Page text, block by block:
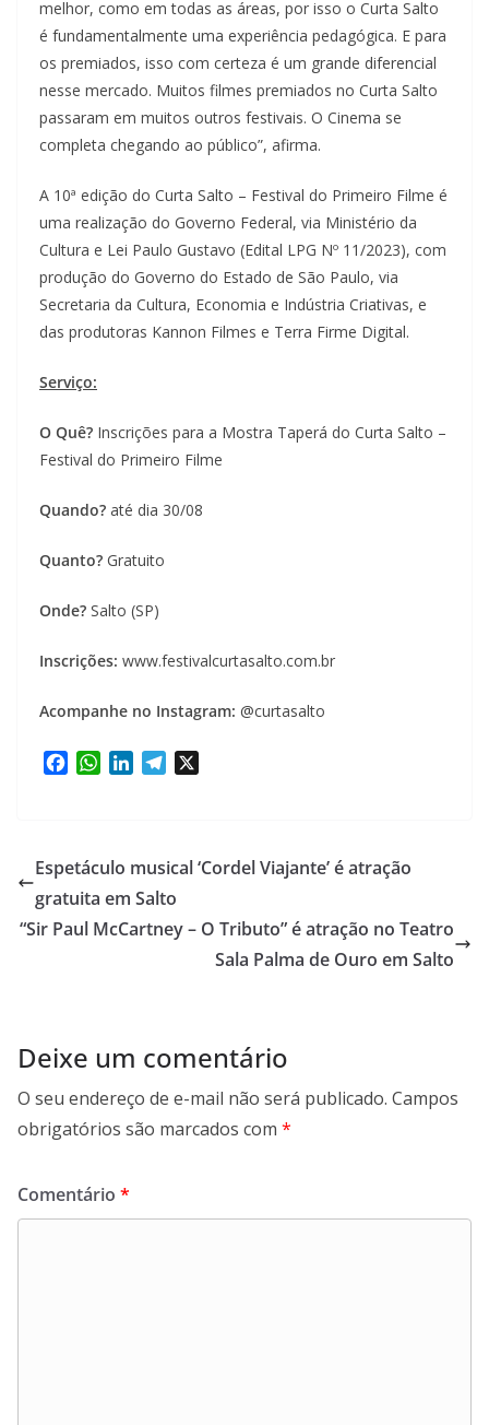
melhor, como em todas as áreas, por isso o Curta Salto
é fundamentalmente uma experiência pedagógica. E para
os premiados, isso com certeza é um grande diferencial
nesse mercado. Muitos filmes premiados no Curta Salto
passaram em muitos outros festivais. O Cinema se
completa chegando ao público”, afirma.
A 10ª edição do Curta Salto – Festival do Primeiro Filme é
uma realização do Governo Federal, via Ministério da
Cultura e Lei Paulo Gustavo (Edital LPG Nº 11/2023), com
produção do Governo do Estado de São Paulo, via
Secretaria da Cultura, Economia e Indústria Criativas, e
das produtoras Kannon Filmes e Terra Firme Digital.
Serviço:
O Quê? Inscrições para a Mostra Taperá do Curta Salto –
Festival do Primeiro Filme
Quando? até dia 30/08
Quanto? Gratuito
Onde? Salto (SP)
Inscrições: www.festivalcurtasalto.com.br
Acompanhe no Instagram: @curtasalto
b
o
o
k
W
s
A
p
p
e
d
I
n
g
r
a
m
Espetáculo musical ‘Cordel Viajante’ é atração
gratuita em Salto
“Sir Paul McCartney – O Tributo” é atração no Teatro
Sala Palma de Ouro em Salto
Deixe um comentário
O seu endereço de e-mail não será publicado. Campos
obrigatórios são marcados com *
Comentário *